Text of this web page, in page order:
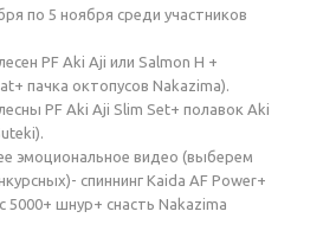
по 5 ноября среди участников
PF Aki Aji или Salmon H +
пачка октопусов Nakazima).
PF Aki Aji Slim Set+ полавок Aki
эмоциональное видео (выберем
спиннинг Kaida AF Power+
5000+ шнур+ снасть Nakazima